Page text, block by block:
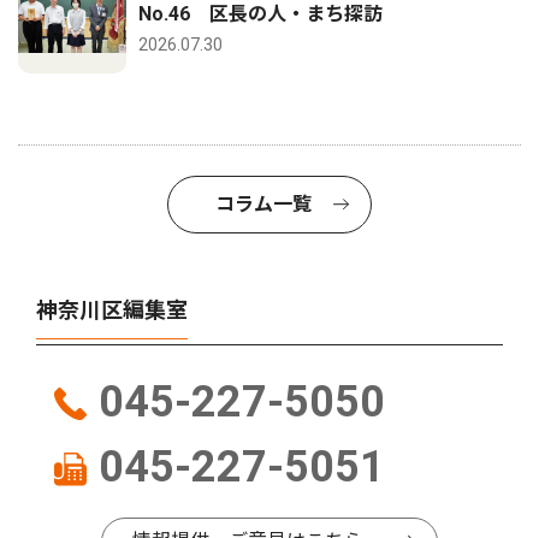
No.46 区長の人・まち探訪
2026.07.30
コラム一覧
神奈川区編集室
045-227-5050
045-227-5051